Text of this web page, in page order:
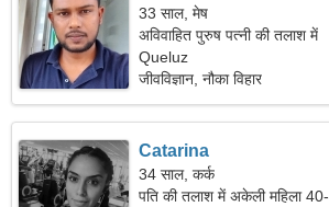
33 साल, मेष
अविवाहित पुरुष पत्नी की तलाश में
Queluz
जीवविज्ञान, नौका विहार
Catarina
34 साल, कर्क
पति की तलाश में अकेली महिला